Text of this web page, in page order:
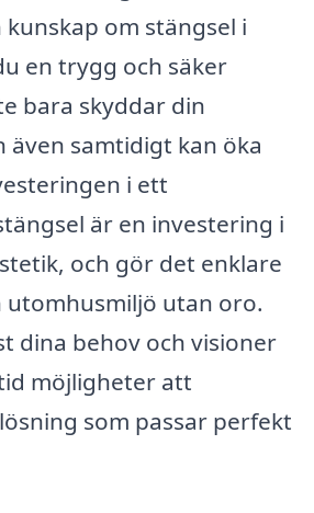
om stängsel i
en trygg och säker
bara skyddar din
även samtidigt kan öka
i ett
är en investering i
och gör det enklare
utomhusmiljö utan oro.
dina behov och visioner
möjligheter att
som passar perfekt